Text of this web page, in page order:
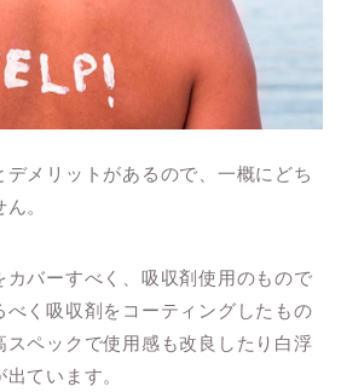
メリットがあるので、一概にどち
。
バーすべく、吸収剤使用のもので
べく吸収剤をコーティングしたもの
ペックで使用感も改良したり白浮
ています。